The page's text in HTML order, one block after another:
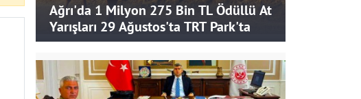
Ağrı'da 1 Milyon 275 Bin TL Ödüllü At
Yarışları 29 Ağustos'ta TRT Park'ta